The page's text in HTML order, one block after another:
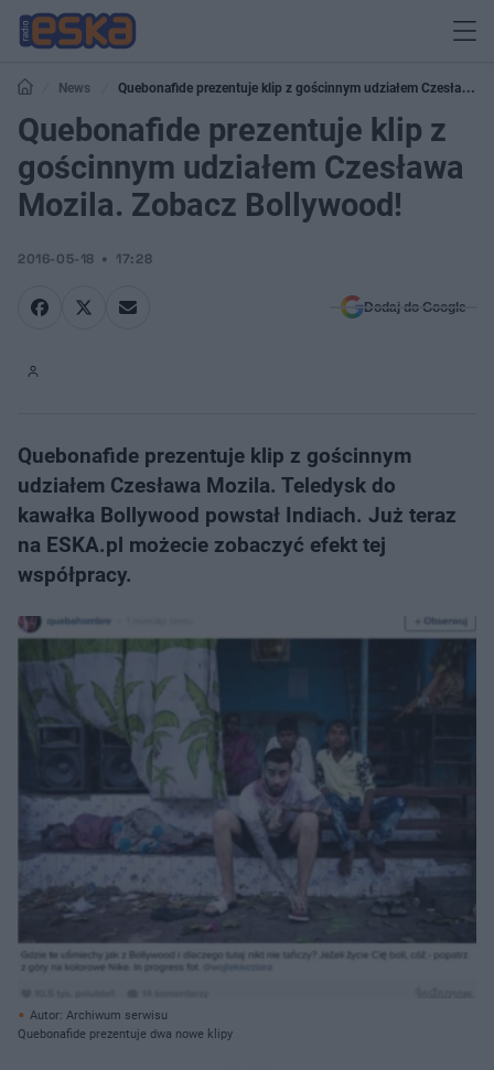
News
Quebonafide prezentuje klip z gościnnym udziałem Czesława
Mozila. Zobacz Bollywood!
Quebonafide prezentuje klip z
gościnnym udziałem Czesława
Mozila. Zobacz Bollywood!
2016-05-18 17:28
Dodaj do Google
Quebonafide prezentuje klip z gościnnym
udziałem Czesława Mozila. Teledysk do
kawałka Bollywood powstał Indiach. Już teraz
na ESKA.pl możecie zobaczyć efekt tej
współpracy.
Autor: Archiwum serwisu
Quebonafide prezentuje dwa nowe klipy